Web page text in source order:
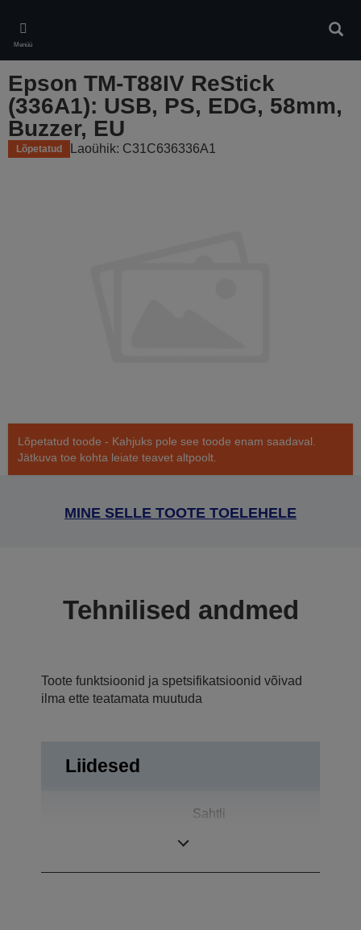
main
content
Menüü
Epson TM-T88IV ReStick
(336A1): USB, PS, EDG, 58mm,
Buzzer, EU
Lõpetatud Laoühik: C31C636336A1
Lõpetatud toode - Kahjuks pole see toode enam saadaval.
Jätkuva toe kohta leiate teavet altpoolt.
MINE SELLE TOOTE TOELEHELE
Tehnilised andmed
Toote funktsioonid ja spetsifikatsioonid võivad
ilma ette teatamata muutuda
Liidesed
Sahtli